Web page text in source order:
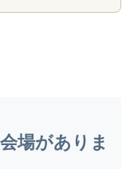
場がありま